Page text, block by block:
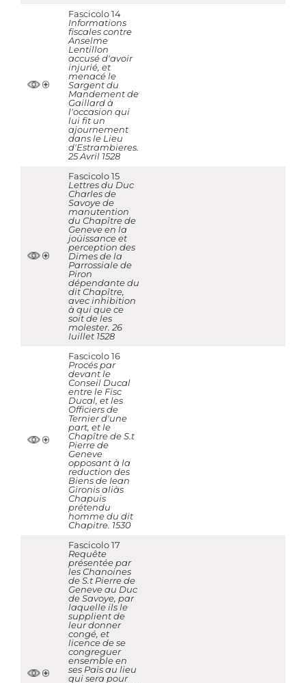
Fascicolo 14
Informations
fiscales contre
Anselme
Lentillon
accusé d'avoir
injurié, et
menacé le
Sargent du
Mandement de
Gaillard à
l'occasion qui
lui fit un
ajournement
dans le Lieu
d'Estrambieres.
25 Avril 1528
Fascicolo 15
Lettres du Duc
Charles de
Savoye de
manutention
du Chapître de
Geneve en la
joüissance et
perception des
Dimes de la
Parrossiale de
Piron
dépendante du
dit Chapître,
avec inhibition
à qui que ce
soit de les
molester. 26
Iuillet 1528
Fascicolo 16
Procés par
devant le
Conseil Ducal
entre le Fisc
Ducal, et les
Officiers de
Ternier d'une
part, et le
Chapître de S.t
Pierre de
Geneve
opposant à la
reduction des
Biens de Iean
Gironis aliàs
Chapuis
prétendu
homme du dit
Chapitre. 1530
Fascicolo 17
Requête
présentée par
les Chanoines
de S.t Pierre de
Geneve au Duc
de Savoye, par
laquelle ils le
supplient de
leur donner
congé, et
licence de se
congreguer
ensemble en
ses Païs au lieu
qui sera pour